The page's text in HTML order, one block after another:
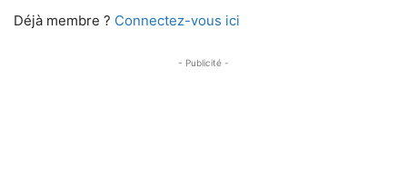
Déjà membre ? Connectez-vous ici
- Publicité -